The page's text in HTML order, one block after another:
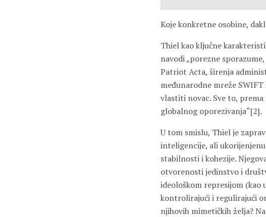
Koje konkretne osobine,
Thiel kao ključne
navodi „porezne
Patriot Acta, širenja
međunarodne mreže
vlastiti novac. Sve to, prema
globalnog oporezivanja“[2].
U tom smislu, Thiel je
inteligencije, ali
stabilnosti i kohezije.
otvorenosti jedinstvo i
ideološkom represijom
kontrolirajući i regulirajući
njihovih mimetičkih želja?